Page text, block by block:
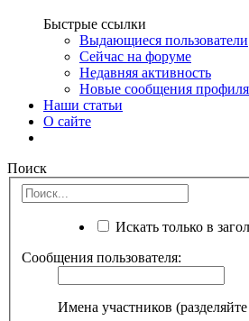
Быстрые ссылки
Выдающиеся пользователи
Сейчас на форуме
Недавняя активность
Новые сообщения профиля
Наши статьи
О сайте
Поиск
Искать только в
Сообщения пользователя:
Имена участников (разделяйте